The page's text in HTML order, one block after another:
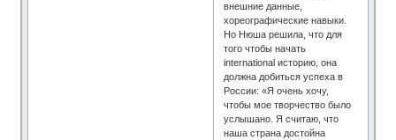
внешние данные,
хореографические навыки.
Но Нюша решила, что для
того чтобы начать
international историю, она
должна добиться успеха в
России: «Я очень хочу,
чтобы мое творчество было
услышано. Я считаю, что
наша страна достойна